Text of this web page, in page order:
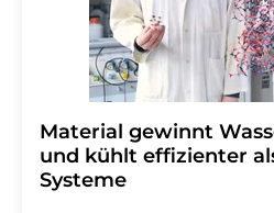
Material gewinnt
und kühlt effizienter
Systeme